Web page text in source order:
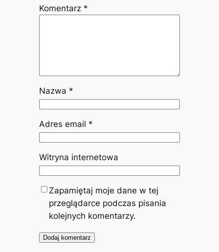
Komentarz *
Nazwa *
Adres email *
Witryna internetowa
Zapamiętaj moje dane w tej
przeglądarce podczas pisania
kolejnych komentarzy.